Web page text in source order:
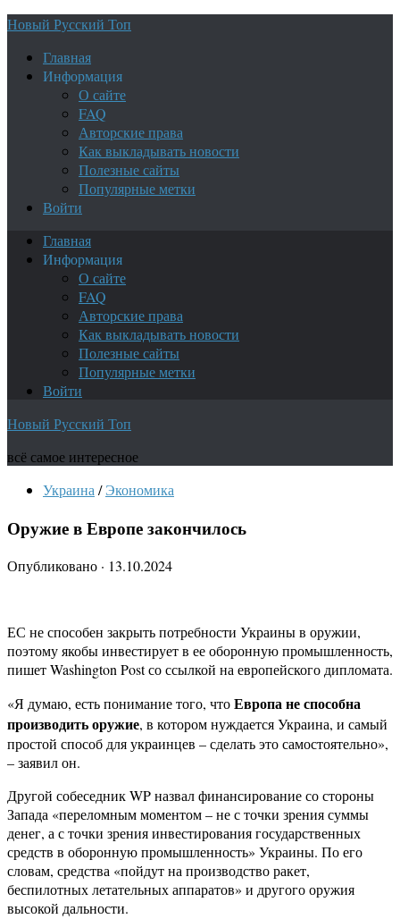
Новый Русский Топ
Главная
Информация
О сайте
FAQ
Авторские права
Как выкладывать новости
Полезные сайты
Популярные метки
Войти
Главная
Информация
О сайте
FAQ
Авторские права
Как выкладывать новости
Полезные сайты
Популярные метки
Войти
Новый Русский Топ
всё самое интересное
Украина / Экономика
Оружие в Европе закончилось
Опубликовано · 13.10.2024
ЕС не способен закрыть потребности Украины в оружии,
поэтому якобы инвестирует в ее оборонную промышленность,
пишет Washington Post со ссылкой на европейского дипломата.
«Я думаю, есть понимание того, чтоЕвропа не способна
производить оружие, в котором нуждается Украина, и самый
простой способ для украинцев – сделать это самостоятельно»,
– заявил он.
Другой собеседник WP назвал финансирование со стороны
Запада «переломным моментом – не с точки зрения суммы
денег, а с точки зрения инвестирования государственных
средств в оборонную промышленность» Украины. По его
словам, средства «пойдут на производство ракет,
беспилотных летательных аппаратов» и другого оружия
высокой дальности.